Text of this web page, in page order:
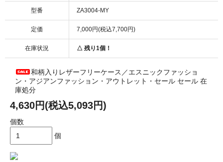
型番 ZA3004-MY
定価 7,000円(税込7,700円)
在庫状況 △ 残り1個！
和柄入りレザーフリーケース／エスニックファッショ
ン・アジアンファッション・アウトレット・セール セール 在
庫処分
4,630円(税込5,093円)
個数
個